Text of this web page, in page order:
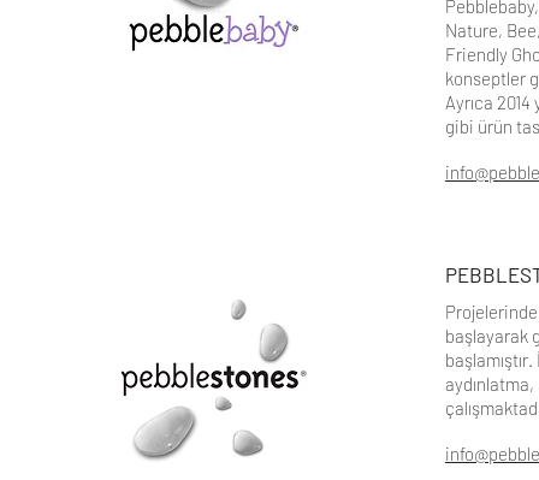
Nature,
Friendly
konseptler
Ayrıca
gibi ürün
Projelerinde
başlayarak